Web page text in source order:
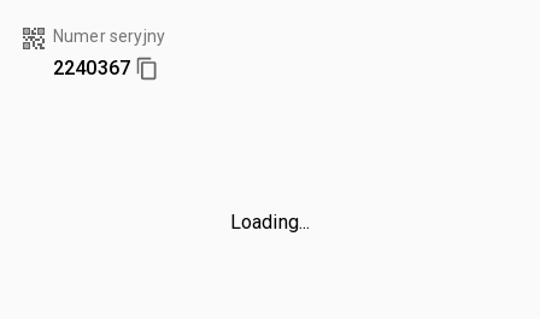
Numer seryjny
2240367
Loading...